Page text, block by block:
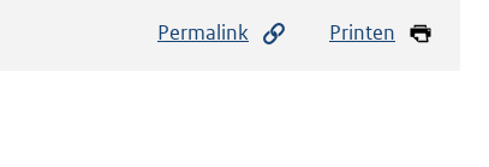
Permalink Printen